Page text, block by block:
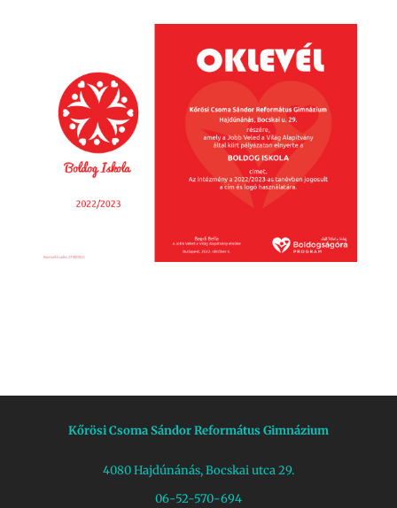
Kőrösi Csoma Sándor Református Gimnázium
4080 Hajdúnánás, Bocskai utca 29.
06-52-570-694